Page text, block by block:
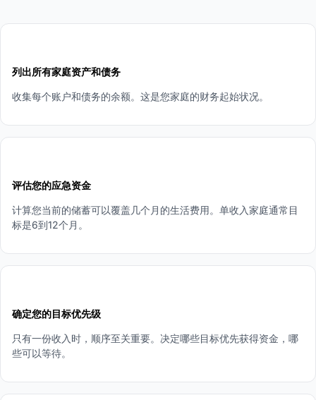
列出所有家庭资产和债务
收集每个账户和债务的余额。这是您家庭的财务起始状况。
评估您的应急资金
计算您当前的储蓄可以覆盖几个月的生活费用。单收入家庭通常目
标是6到12个月。
确定您的目标优先级
只有一份收入时，顺序至关重要。决定哪些目标优先获得资金，哪
些可以等待。